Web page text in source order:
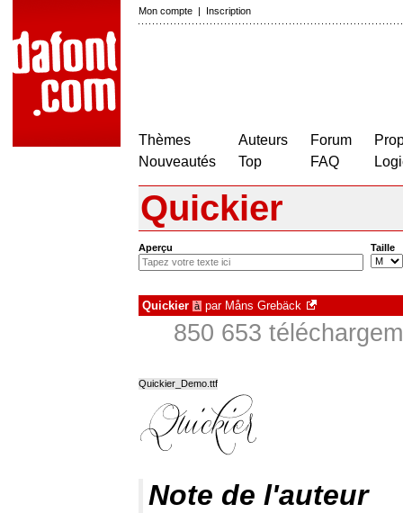
Mon compte | Inscription
Thèmes
Nouveautés
Auteurs
Top
Forum
FAQ
Quickier
Aperçu Taille
Quickier à par Måns Grebäck
850 653
Quickier_Demo.ttf
Note de l'auteur